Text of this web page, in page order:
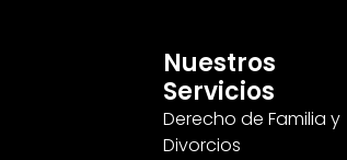
Nuestros
Servicios
Derecho de Familia y
Divorcios